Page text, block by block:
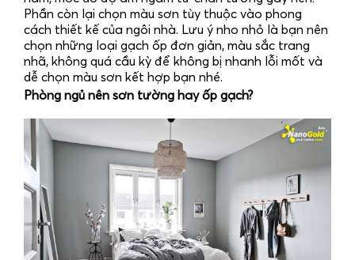
Phần còn lại chọn màu sơn tùy thuộc vào phong
cách thiết kế của ngôi nhà. Lưu ý nho nhỏ là bạn nên
chọn những loại gạch ốp đơn giản, màu sắc trang
nhã, không quá cầu kỳ để không bị nhanh lỗi mốt và
dễ chọn màu sơn kết hợp bạn nhé.
Phòng ngủ nên sơn tường hay ốp gạch?